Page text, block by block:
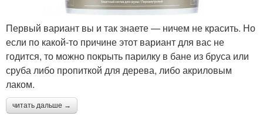
Первый вариант вы и так знаете — ничем не красить. Но
если по какой-то причине этот вариант для вас не
годится, то можно покрыть парилку в бане из бруса или
сруба либо пропиткой для дерева, либо акриловым
лаком.
читать дальше →